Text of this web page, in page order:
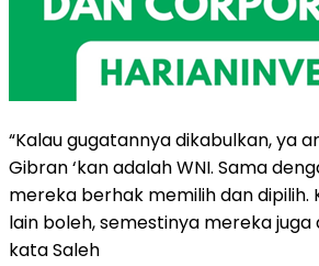
“Kalau gugatannya dikabulkan, ya
Gibran ‘kan adalah WNI. Sama
mereka berhak memilih dan dipilih.
lain boleh, semestinya mereka juga
kata Saleh